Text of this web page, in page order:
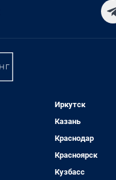
Иркутск
Казань
Краснодар
Красноярск
Кузбасс